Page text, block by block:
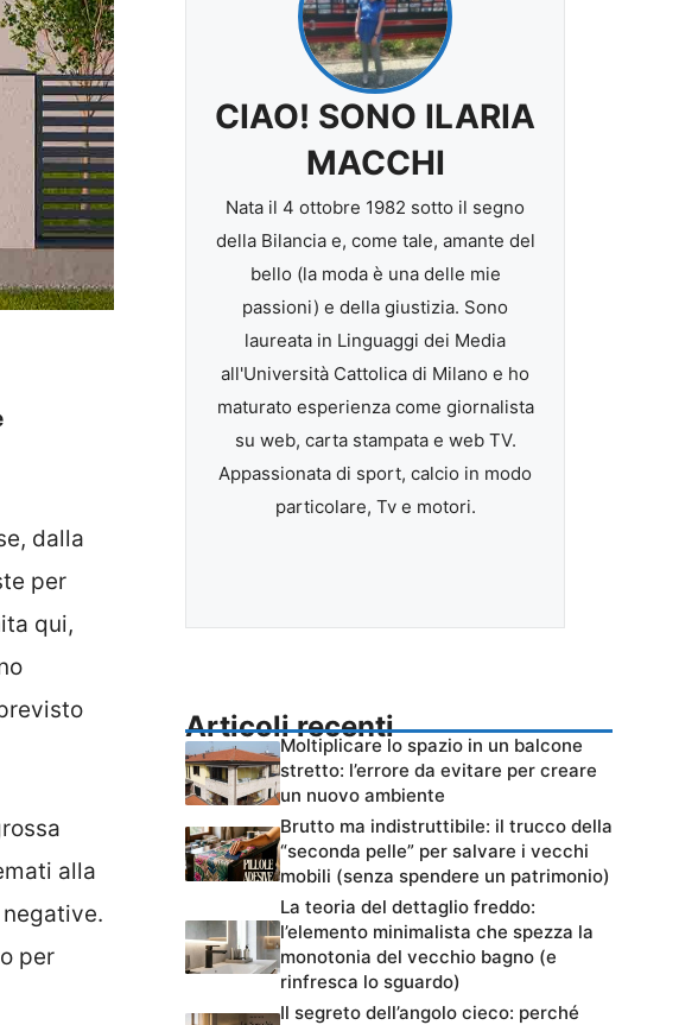
dalla
per
qui,
alla
per
CIAO! SONO ILARIA
MACCHI
Nata il 4 ottobre 1982 sotto il segno
della Bilancia e, come tale, amante del
bello (la moda è una delle mie
passioni) e della giustizia. Sono
laureata in Linguaggi dei Media
all'Università Cattolica di Milano e ho
maturato esperienza come giornalista
su web, carta stampata e web TV.
Appassionata di sport, calcio in modo
particolare, Tv e motori.
Articoli recenti
Moltiplicare lo spazio in un balcone
stretto: l’errore da evitare per creare
un nuovo ambiente
Brutto ma indistruttibile: il trucco della
“seconda pelle” per salvare i vecchi
mobili (senza spendere un patrimonio)
La teoria del dettaglio freddo:
l’elemento minimalista che spezza la
monotonia del vecchio bagno (e
rinfresca lo sguardo)
Il segreto dell’angolo cieco: perché